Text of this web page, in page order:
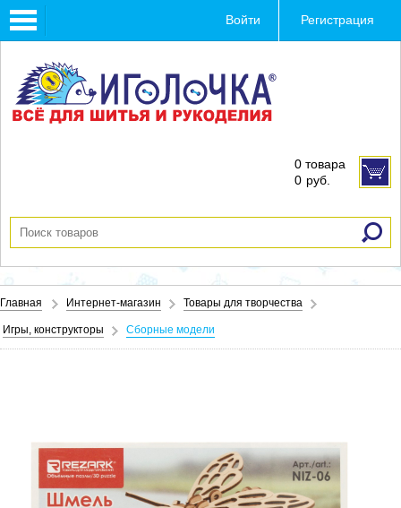
Toggle
navigation
Войти Регистрация
0 товара
0 руб.
Главная Интернет-магазин Товары для творчества
Игры, конструкторы Сборные модели